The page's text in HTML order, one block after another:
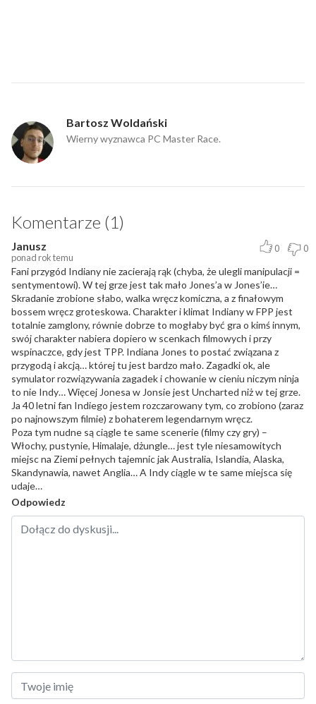
Bartosz Woldański
Wierny wyznawca PC Master Race.
Komentarze (1)
Janusz
ponad rok temu
0 0
Fani przygód Indiany nie zacierają rąk (chyba, że ulegli manipulacji =
sentymentowi). W tej grze jest tak mało Jones’a w Jones’ie…
Skradanie zrobione słabo, walka wręcz komiczna, a z finałowym
bossem wręcz groteskowa. Charakter i klimat Indiany w FPP jest
totalnie zamglony, równie dobrze to mogłaby być gra o kimś innym,
swój charakter nabiera dopiero w scenkach filmowych i przy
wspinaczce, gdy jest TPP. Indiana Jones to postać związana z
przygodą i akcją… której tu jest bardzo mało. Zagadki ok, ale
symulator rozwiązywania zagadek i chowanie w cieniu niczym ninja
to nie Indy… Więcej Jonesa w Jonsie jest Uncharted niż w tej grze.
Ja 40 letni fan Indiego jestem rozczarowany tym, co zrobiono (zaraz
po najnowszym filmie) z bohaterem legendarnym wręcz.
Poza tym nudne są ciągle te same scenerie (filmy czy gry) –
Włochy, pustynie, Himalaje, dżungle… jest tyle niesamowitych
miejsc na Ziemi pełnych tajemnic jak Australia, Islandia, Alaska,
Skandynawia, nawet Anglia… A Indy ciągle w te same miejsca się
udaje…
Odpowiedz